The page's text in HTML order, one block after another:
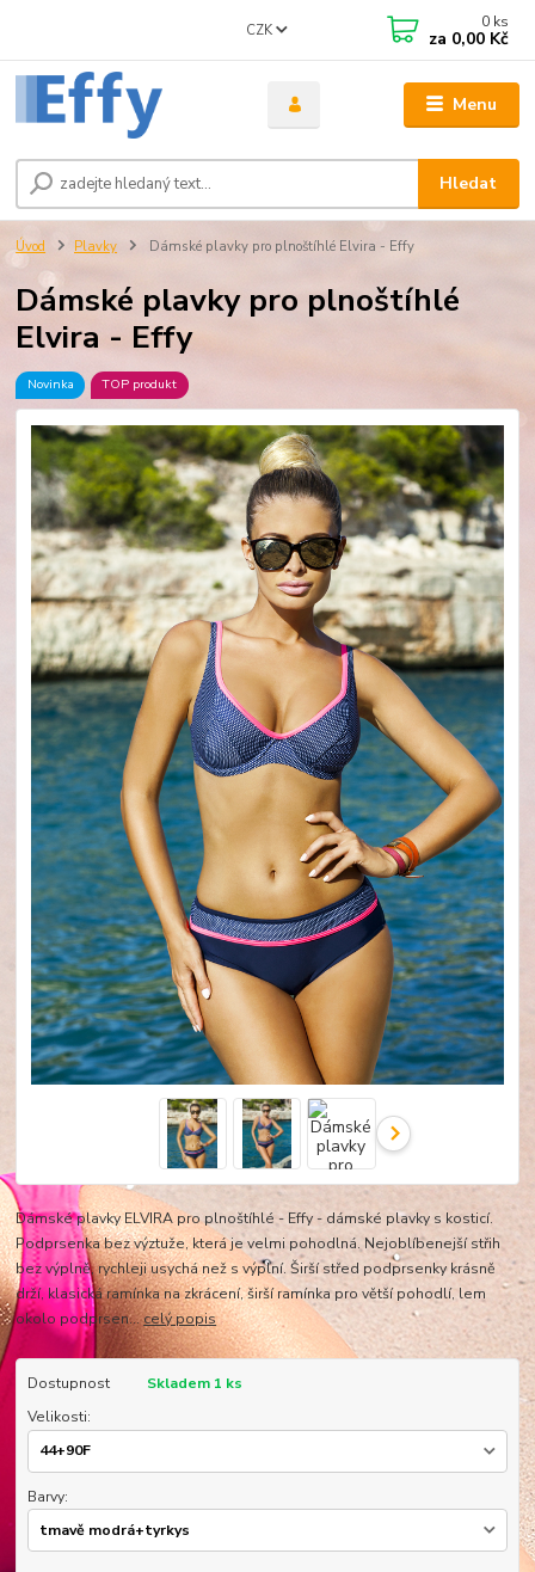
Menu
CZK
Hledat
0 ks
za 0,00 Kč
Úvod Plavky Dámské plavky pro plnoštíhlé Elvira - Effy
Dámské plavky pro plnoštíhlé
Elvira - Effy
Novinka TOP produkt
Dámské plavky ELVIRA pro plnoštíhlé - Effy - dámské plavky s kosticí.
Podprsenka bez výztuže, která je velmi pohodlná. Nejoblíbenejší střih
bez výplně, rychleji usychá než s výplní. Širší střed podprsenky krásně
drží, klasická ramínka na zkrácení, širší ramínka pro větší pohodlí, lem
okolo podprsen...celý popis
Dostupnost
Skladem 1 ks
Velikosti:
Barvy: